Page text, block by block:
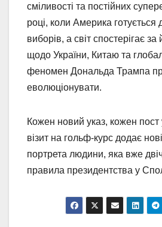
сміливості та постійних
році, коли Америка готується
виборів, а світ спостерігає
щодо України, Китаю та
феномен Дональда Трампа
еволюціонувати.
Кожен новий указ, кожен
візит на гольф-курс додає
портрета людини, яка вже
правила президентства у